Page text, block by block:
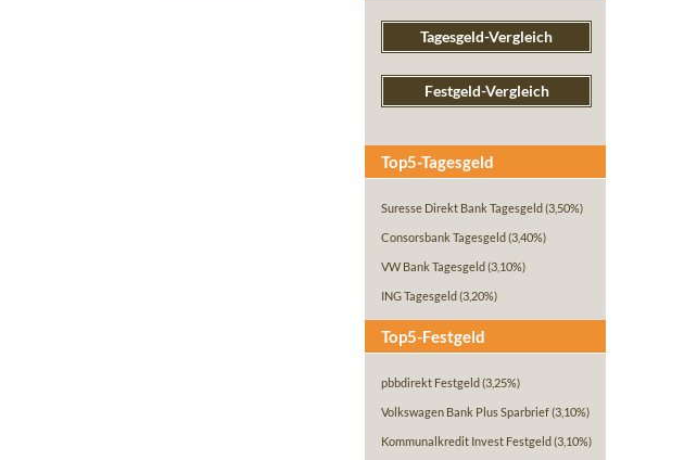
Tagesgeld-Vergleich
Festgeld-Vergleich
Top5-Tagesgeld
Suresse Direkt Bank Tagesgeld (3,50%)
Consorsbank Tagesgeld (3,40%)
VW Bank Tagesgeld (3,10%)
ING Tagesgeld (3,20%)
Top5-Festgeld
pbbdirekt Festgeld (3,25%)
Volkswagen Bank Plus Sparbrief(3,10%)
Kommunalkredit Invest Festgeld (3,10%)